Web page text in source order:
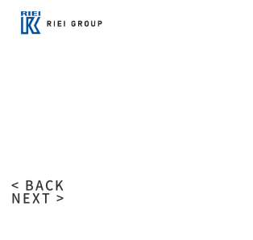
< BACK
NEXT >